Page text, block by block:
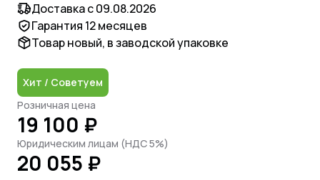
Доставка с 09.08.2026
Гарантия 12 месяцев
Товар новый, в заводской упаковке
Хит / Советуем
Розничная цена
19 100 ₽
Юридическим лицам (НДС 5%)
20 055 ₽